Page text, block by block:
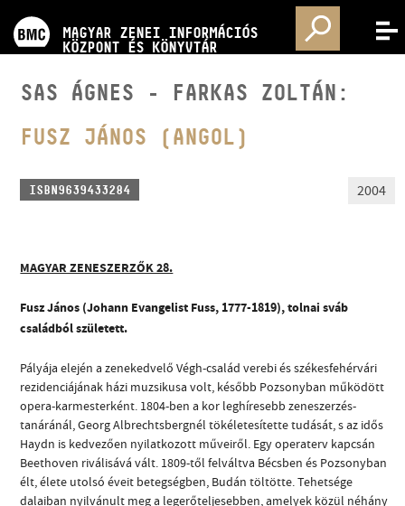
MAGYAR ZENEI INFORMÁCIÓS
KÖZPONT ÉS KÖNYVTÁR
MENÜ
KÉPZÉSEK
KIADVÁNYOK
KAPCSOLAT
VIDEÓ GALÉRIA
SAS ÁGNES - FARKAS ZOLTÁN:
FUSZ JÁNOS (ANGOL)
ISBN9639433284 2004
MAGYAR ZENESZERZŐK 28.
Fusz János (Johann Evangelist Fuss, 1777-1819), tolnai sváb
családból született.
Pályája elején a zenekedvelő Végh-család verebi és székesfehérvári
rezidenciájának házi muzsikusa volt, később Pozsonyban működött
opera-karmesterként. 1804-ben a kor leghíresebb zeneszerzés-
tanáránál, Georg Albrechtsbergnél tökéletesítette tudását, s az idős
Haydn is kedvezően nyilatkozott műveiről. Egy operaterv kapcsán
Beethoven riválisává vált. 1809-től felváltva Bécsben és Pozsonyban
élt, élete utolsó éveit betegségben, Budán töltötte. Tehetsége
dalaiban nyilvánult meg a legerőteljesebben, amelyek közül néhány